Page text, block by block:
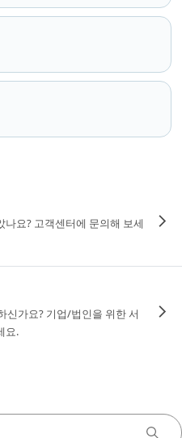
요? 고객센터에 문의해 보세
신가요? 기업/법인을 위한 서
요.